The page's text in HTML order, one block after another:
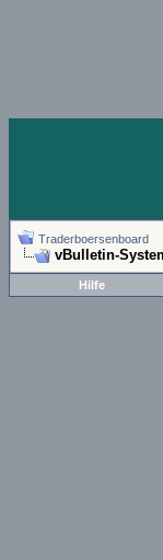
Traderboersenboard
vBulletin-
Hilfe